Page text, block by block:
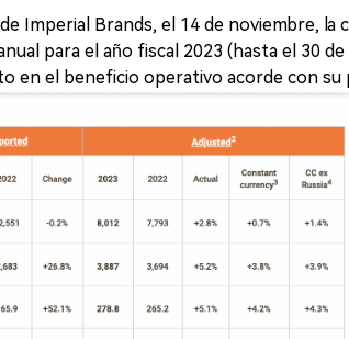
Imperial Brands, el 14 de noviembre, la
para el año fiscal 2023 (hasta el 30
en el beneficio operativo acorde con su